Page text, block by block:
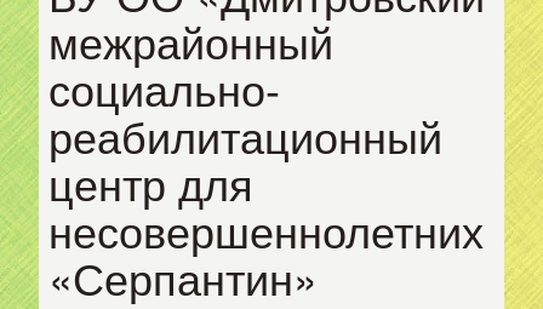
межрайонный
социально-
реабилитационный
центр для
несовершеннолетних
«Серпантин»